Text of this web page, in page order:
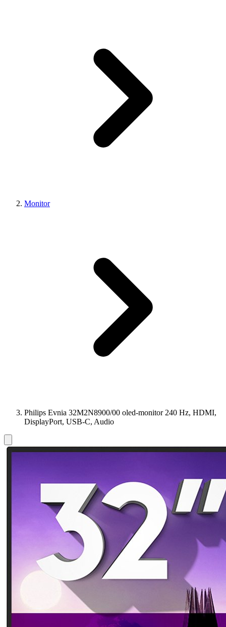
Monitor
Philips Evnia 32M2N8900/00 oled-monitor 240 Hz, HDMI,
DisplayPort, USB-C, Audio